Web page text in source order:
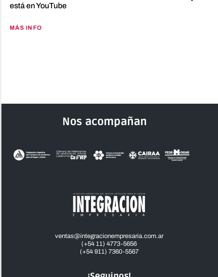
está en YouTube
MÁS INFO
Nos acompañan
ventas@integracionempresaria.com.ar
(+54 11) 4773-5656
(+54 911) 7360-5567